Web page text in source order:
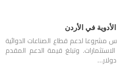
في الأردن
لدعم قطاع الصناعات الدوائية
وتبلغ قيمة الدعم المقدم